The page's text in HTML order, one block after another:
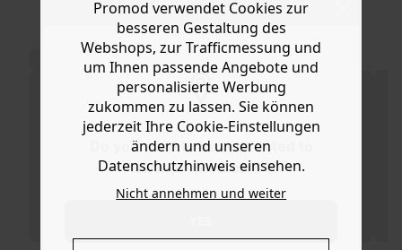
Do you want to be redirected to
www.promod.com ?
Modell aus Strickmasche mit Wollanteil und Allover-
Paillettenstickerei ist kurz und weit geschnitten mit
abgerundetem Ausschnitt vorn und U-Boot-Ausschnitt
mit Bindebändern im Rücken sowie langem Arm und
geradem Saum mit Rippbündchen.
Promod verwendet Cookies zur
besseren Gestaltung des
Webshops, zur Trafficmessung und
um Ihnen passende Angebote und
personalisierte Werbung
zukommen zu lassen. Sie können
jederzeit Ihre Cookie-Einstellungen
ändern und unseren
Datenschutzhinweis einsehen.
Nicht annehmen und weiter